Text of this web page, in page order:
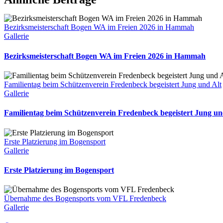
Bezirksmeisterschaft Bogen WA im Freien 2026 in Hammah
Gallerie
Bezirksmeisterschaft Bogen WA im Freien 2026 in Hammah
Familientag beim Schützenverein Fredenbeck begeistert Jung und Alt
Gallerie
Familientag beim Schützenverein Fredenbeck begeistert Jung
Erste Platzierung im Bogensport
Gallerie
Erste Platzierung im Bogensport
Übernahme des Bogensports vom VFL Fredenbeck
Gallerie